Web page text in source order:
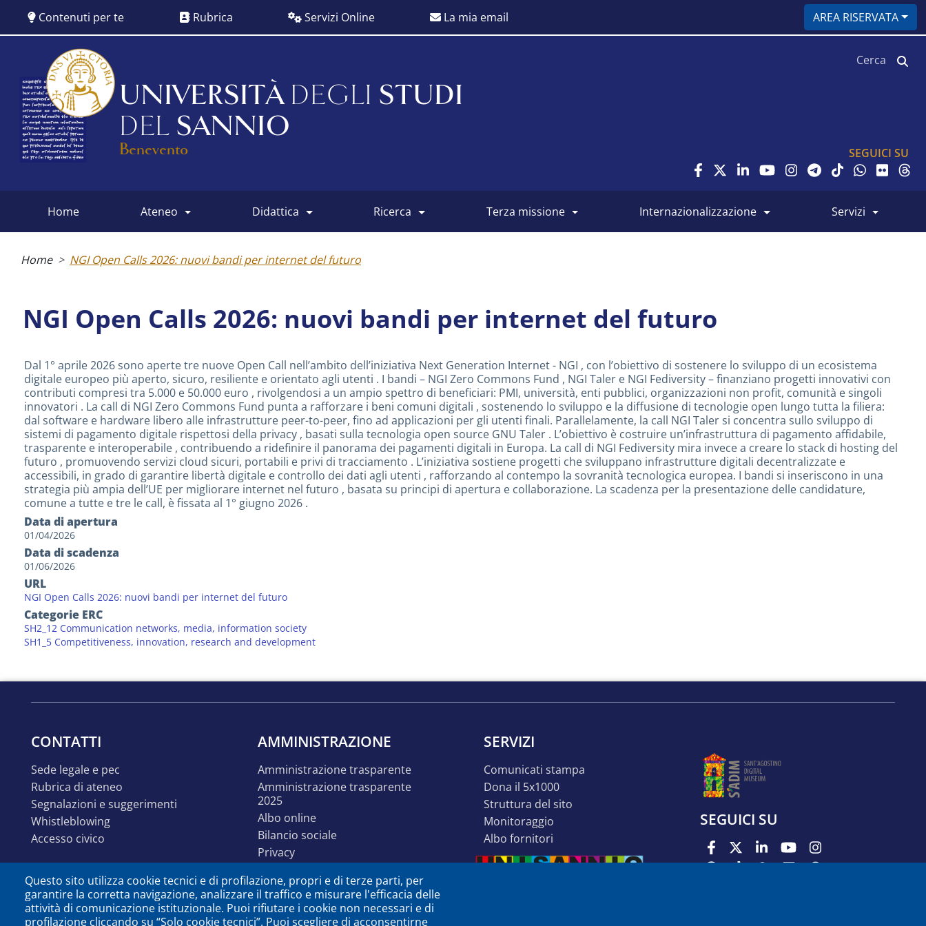
contenuto
Contenuti per te Rubrica Servizi Online La mia email AREA RISERVATA
UNIVERSITÀ DEGLI STUDI
DEL SANNIO
Benevento SEGUICI SU
menu
home ateneo didattica ricerca terza missione internazionalizzazione servizi
Home NGI Open Calls 2026: nuovi bandi per internet del futuro
NGI Open Calls 2026: nuovi bandi per internet del futuro
Dal 1° aprile 2026 sono aperte tre nuove Open Call nell’ambito dell’iniziativa Next Generation Internet - NGI , con l’obiettivo di sostenere lo sviluppo di un ecosistema
digitale europeo più aperto, sicuro, resiliente e orientato agli utenti . I bandi – NGI Zero Commons Fund , NGI Taler e NGI Fediversity – finanziano progetti innovativi con
contributi compresi tra 5.000 e 50.000 euro , rivolgendosi a un ampio spettro di beneficiari: PMI, università, enti pubblici, organizzazioni non profit, comunità e singoli
innovatori . La call di NGI Zero Commons Fund punta a rafforzare i beni comuni digitali , sostenendo lo sviluppo e la diffusione di tecnologie open lungo tutta la filiera:
dal software e hardware libero alle infrastrutture peer-to-peer, fino ad applicazioni per gli utenti finali. Parallelamente, la call NGI Taler si concentra sullo sviluppo di
sistemi di pagamento digitale rispettosi della privacy , basati sulla tecnologia open source GNU Taler . L’obiettivo è costruire un’infrastruttura di pagamento affidabile,
trasparente e interoperabile , contribuendo a ridefinire il panorama dei pagamenti digitali in Europa. La call di NGI Fediversity mira invece a creare lo stack di hosting del
futuro , promuovendo servizi cloud sicuri, portabili e privi di tracciamento . L’iniziativa sostiene progetti che sviluppano infrastrutture digitali decentralizzate e
accessibili, in grado di garantire libertà digitale e controllo dei dati agli utenti , rafforzando al contempo la sovranità tecnologica europea. I bandi si inseriscono in una
strategia più ampia dell’UE per migliorare internet nel futuro , basata su principi di apertura e collaborazione. La scadenza per la presentazione delle candidature,
comune a tutte e tre le call, è fissata al 1° giugno 2026 .
Data di apertura
01/04/2026
Data di scadenza
01/06/2026
URL
NGI Open Calls 2026: nuovi bandi per internet del futuro
Categorie ERC
SH2_12 Communication networks, media, information society
SH1_5 Competitiveness, innovation, research and development
CONTATTI
sede legale e pec
rubrica di ateneo
segnalazioni e suggerimenti
whistleblowing
accesso civico
AMMINISTRAZIONE
amministrazione trasparente
amministrazione trasparente
2025
albo online
bilancio sociale
privacy
accessibilità
disabilità o dsa
identità e linee guida
SERVIZI
comunicati stampa
dona il 5x1000
struttura del sito
monitoraggio
albo fornitori
SEGUICI SU
Questo sito utilizza cookie tecnici e di profilazione, propri e di terze parti, per
garantire la corretta navigazione, analizzare il traffico e misurare l'efficacia delle
attività di comunicazione istituzionale. Puoi rifiutare i cookie non necessari e di
profilazione cliccando su “Solo cookie tecnici”. Puoi scegliere di acconsentirne